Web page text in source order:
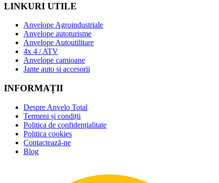
LINKURI UTILE
Anvelope Agroindustriale
Anvelope autoturisme
Anvelope Autoutilitare
4x 4 / ATV
Anvelope camioane
Jante auto si accesorii
INFORMAȚII
Despre Anvelo Total
Termeni și condiții
Politica de confidențialitate
Politica cookies
Contactează-ne
Blog